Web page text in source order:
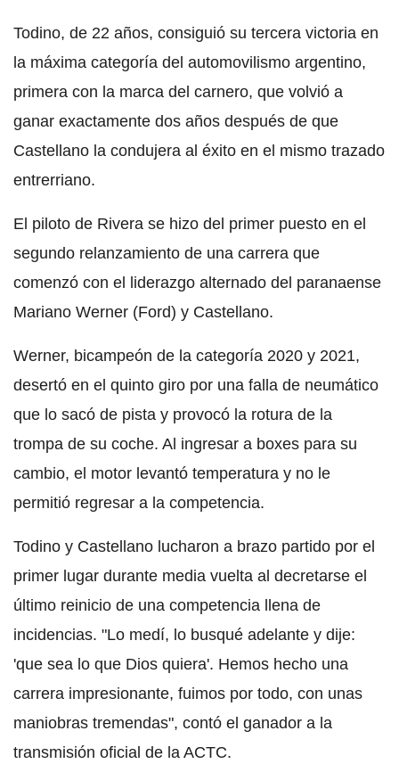
Todino, de 22 años, consiguió su tercera victoria en
la máxima categoría del automovilismo argentino,
primera con la marca del carnero, que volvió a
ganar exactamente dos años después de que
Castellano la condujera al éxito en el mismo trazado
entrerriano.
El piloto de Rivera se hizo del primer puesto en el
segundo relanzamiento de una carrera que
comenzó con el liderazgo alternado del paranaense
Mariano Werner (Ford) y Castellano.
Werner, bicampeón de la categoría 2020 y 2021,
desertó en el quinto giro por una falla de neumático
que lo sacó de pista y provocó la rotura de la
trompa de su coche. Al ingresar a boxes para su
cambio, el motor levantó temperatura y no le
permitió regresar a la competencia.
Todino y Castellano lucharon a brazo partido por el
primer lugar durante media vuelta al decretarse el
último reinicio de una competencia llena de
incidencias. "Lo medí, lo busqué adelante y dije:
'que sea lo que Dios quiera'. Hemos hecho una
carrera impresionante, fuimos por todo, con unas
maniobras tremendas", contó el ganador a la
transmisión oficial de la ACTC.